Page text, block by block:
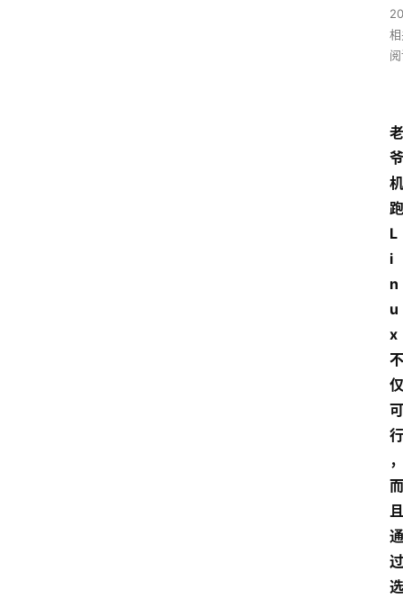
老
爷
机
跑
L
i
n
u
x
不
仅
可
行
，
而
且
通
过
选